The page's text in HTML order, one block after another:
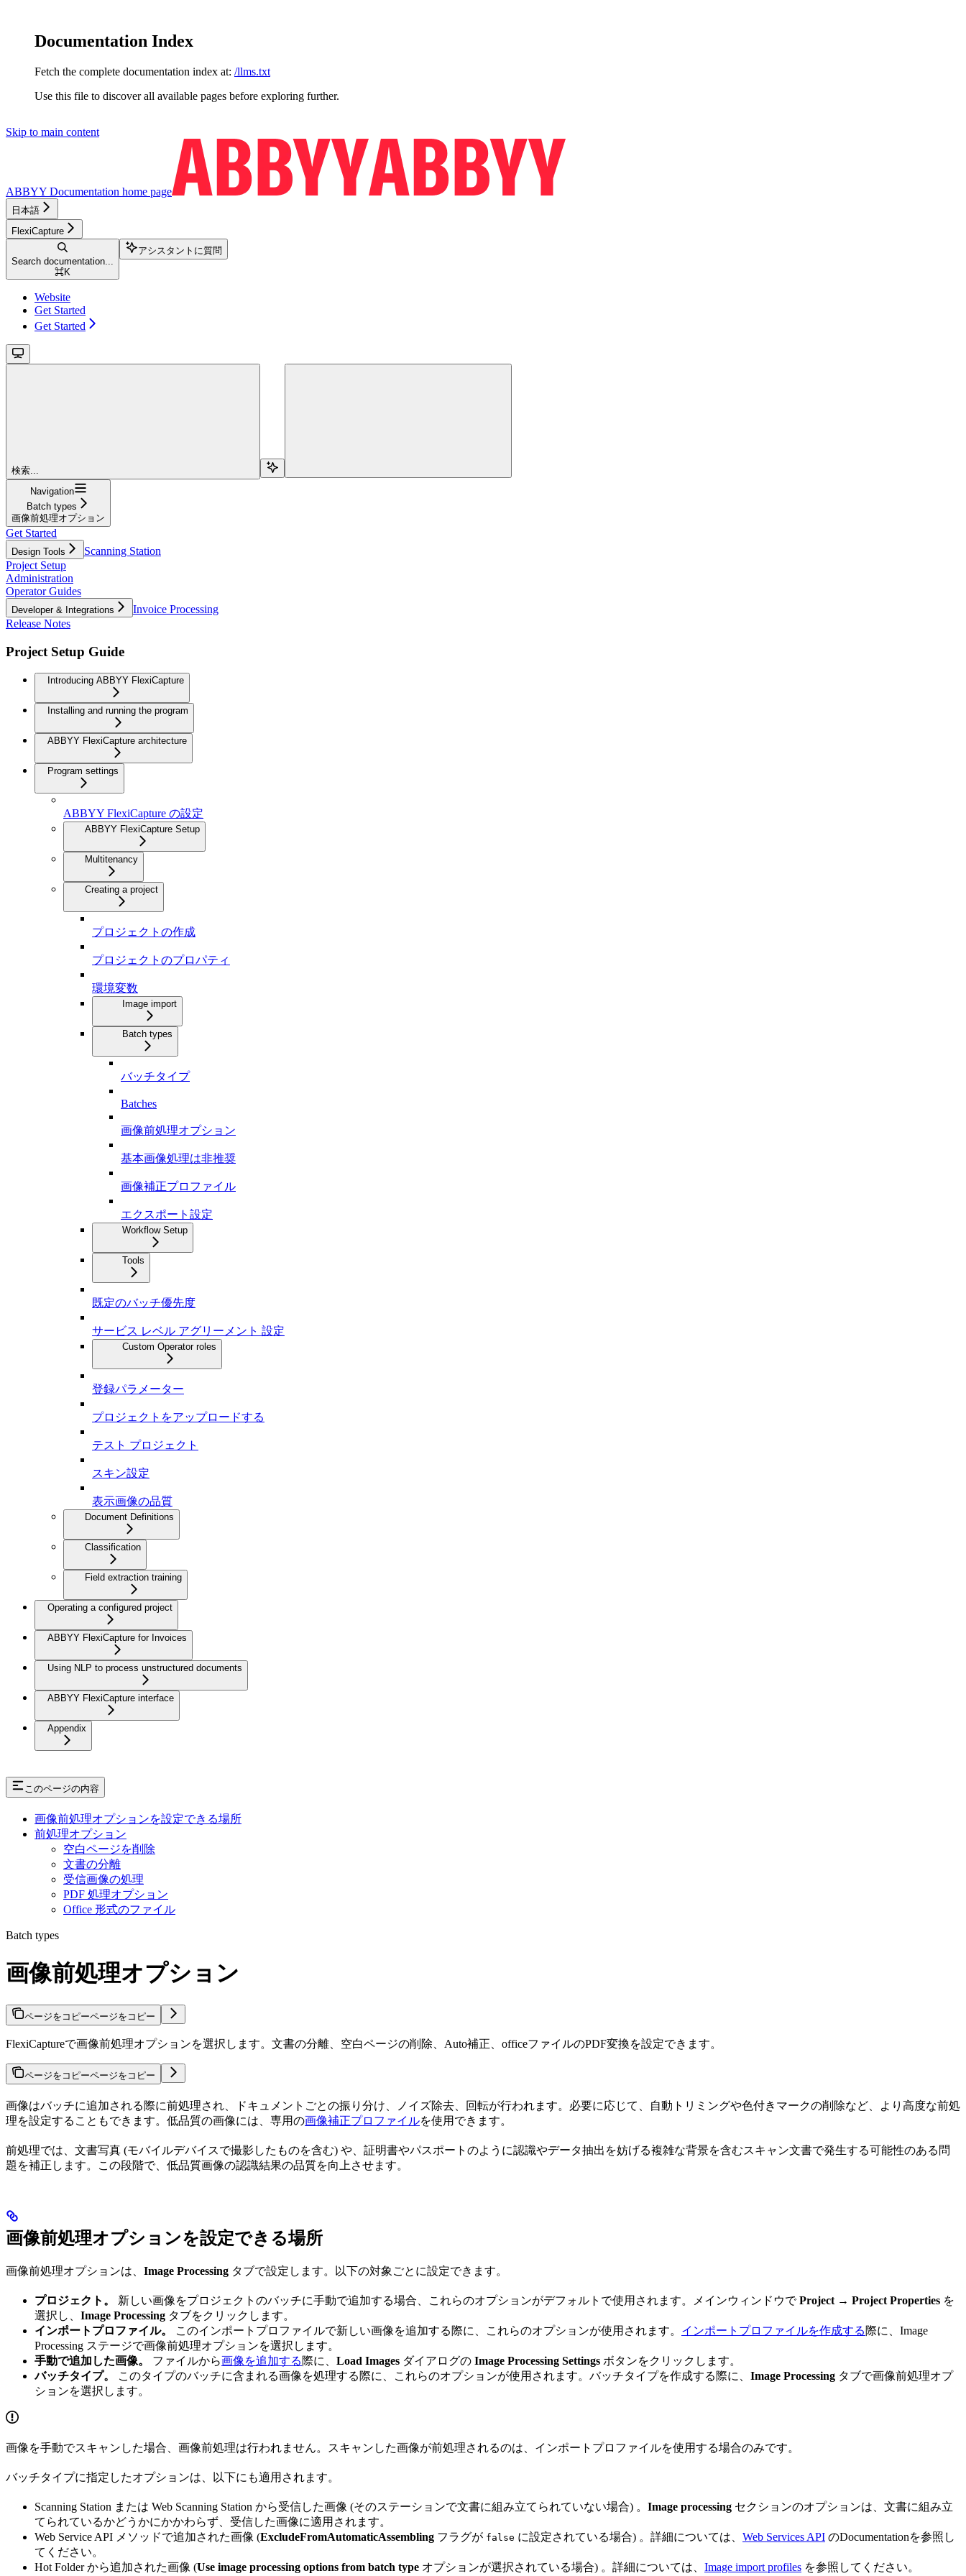
Documentation Index
Fetch the complete documentation index at: /llms.txt
Use this file to discover all available pages before exploring further.
Skip to main content
ABBYY Documentation home page
日本語
FlexiCapture
Search documentation...
⌘K
アシスタントに質問
Website
Get Started
Get Started
検索...
Navigation
Batch types
画像前処理オプション
Get Started
Design Tools
Scanning Station
Project Setup
Administration
Operator Guides
Developer & Integrations
Invoice Processing
Release Notes
Project Setup Guide
Introducing ABBYY FlexiCapture
Installing and running the program
ABBYY FlexiCapture architecture
Program settings
ABBYY FlexiCapture の設定
ABBYY FlexiCapture Setup
Multitenancy
Creating a project
プロジェクトの作成
プロジェクトのプロパティ
環境変数
Image import
Batch types
バッチタイプ
Batches
画像前処理オプション
基本画像処理は非推奨
画像補正プロファイル
エクスポート設定
Workflow Setup
Tools
既定のバッチ優先度
サービス レベル アグリーメント 設定
Custom Operator roles
登録パラメーター
プロジェクトをアップロードする
テスト プロジェクト
スキン設定
表示画像の品質
Document Definitions
Classification
Field extraction training
Operating a configured project
ABBYY FlexiCapture for Invoices
Using NLP to process unstructured documents
ABBYY FlexiCapture interface
Appendix
このページの内容
画像前処理オプションを設定できる場所
前処理オプション
空白ページを削除
文書の分離
受信画像の処理
PDF 処理オプション
Office 形式のファイル
Batch types
画像前処理オプション
ページをコピーページをコピー
FlexiCaptureで画像前処理オプションを選択します。文書の分離、空白ページの削除、Auto補正、officeファイルのPDF変換を設定できます。
ページをコピーページをコピー
画像はバッチに追加される際に前処理され、ドキュメントごとの振り分け、ノイズ除去、回転が行われます。必要に応じて、自動トリミングや色付きマークの削除など、より高度な前処
理を設定することもできます。低品質の画像には、専用の画像補正プロファイルを使用できます。
前処理では、文書写真 (モバイルデバイスで撮影したものを含む) や、証明書やパスポートのように認識やデータ抽出を妨げる複雑な背景を含むスキャン文書で発生する可能性のある問
題を補正します。この段階で、低品質画像の認識結果の品質を向上させます。
画像前処理オプションを設定できる場所
画像前処理オプションは、 Image Processing タブで設定します。以下の対象ごとに設定できます。
プロジェクト。 新しい画像をプロジェクトのバッチに手動で追加する場合、これらのオプションがデフォルトで使用されます。メインウィンドウでProject → Project Properties を
選択し、 Image Processing タブをクリックします。
インポートプロファイル。
このインポートプロファイルで新しい画像を追加する際に、これらのオプションが使用されます。 インポートプロファイルを作成する際に、Image
Processing ステージで画像前処理オプションを選択します。
手動で追加した画像。
ファイルから画像を追加する際に、 Load Images ダイアログの Image Processing Settings ボタンをクリックします。
バッチタイプ。
このタイプのバッチに含まれる画像を処理する際に、これらのオプションが使用されます。バッチタイプを作成する際に、 Image Processing タブで画像前処理オプ
ションを選択します。
画像を手動でスキャンした場合、画像前処理は行われません。スキャンした画像が前処理されるのは、インポートプロファイルを使用する場合のみです。
バッチタイプに指定したオプションは、以下にも適用されます。
Scanning Station または Web Scanning Station から受信した画像 (そのステーションで文書に組み立てられていない場合) 。 Image processing セクションのオプションは、文書に組み立
てられているかどうかにかかわらず、受信した画像に適用されます。
Web Service API メソッドで追加された画像 (ExcludeFromAutomaticAssembling フラグが false に設定されている場合) 。詳細については、 Web Services API のDocumentationを参照し
てください。
Hot Folder から追加された画像 (Use image processing options from batch type オプションが選択されている場合) 。詳細については、 Image import profiles を参照してください。